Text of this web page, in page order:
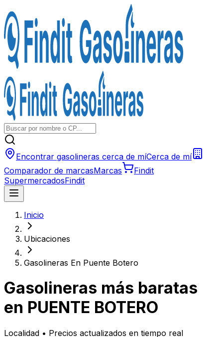
Encontrar gasolineras cerca de míCerca de mí
Comparador de marcasMarcas
Findit
SupermercadosFindit
Inicio
Ubicaciones
Gasolineras En Puente Botero
Gasolineras más baratas
en PUENTE BOTERO
Localidad • Precios actualizados en tiempo real